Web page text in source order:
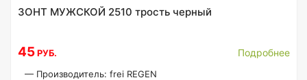
ЗОНТ МУЖСКОЙ 2510 трость черный
45РУБ. Подробнее
— Производитель: frei REGEN